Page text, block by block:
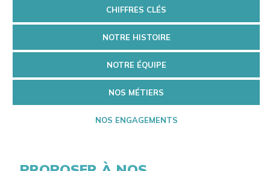
CHIFFRES CLÉS
NOTRE HISTOIRE
NOTRE ÉQUIPE
NOS MÉTIERS
NOS ENGAGEMENTS